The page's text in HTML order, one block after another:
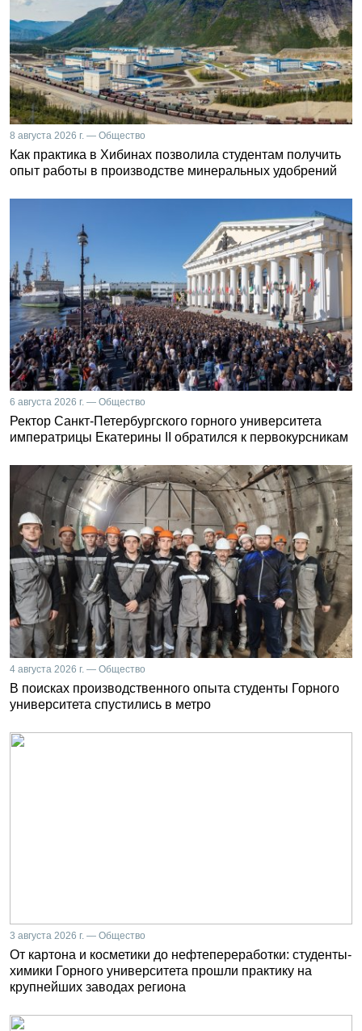
8 августа 2026 г. — Общество
Как практика в Хибинах позволила студентам получить
опыт работы в производстве минеральных удобрений
6 августа 2026 г. — Общество
Ректор Санкт-Петербургского горного университета
императрицы Екатерины II обратился к первокурсникам
4 августа 2026 г. — Общество
В поисках производственного опыта студенты Горного
университета спустились в метро
3 августа 2026 г. — Общество
От картона и косметики до нефтепереработки: студенты-
химики Горного университета прошли практику на
крупнейших заводах региона